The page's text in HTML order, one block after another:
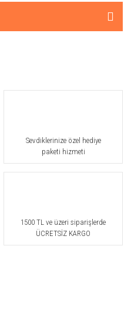
Sevdiklerinize özel hediye
paketi hizmeti
1500 TL ve üzeri siparişlerde
ÜCRETSİZ KARGO